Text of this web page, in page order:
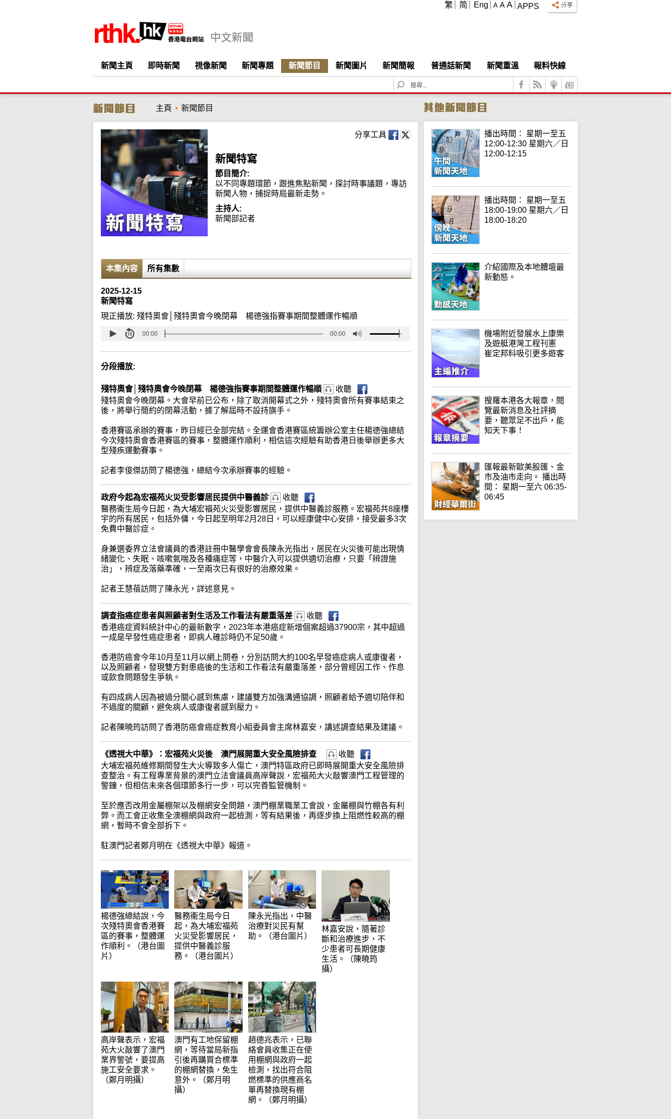
APPS
A A A
繁 简 Eng
新聞主頁 即時新聞 視像新聞 新聞專題 新聞節目 新聞圖片 新聞簡報 普通話新聞 新聞重溫
報料快線
S
e
c
h
主頁 新聞節目
分享工具
新聞特寫
節目簡介:
以不同專題環節，跟進焦點新聞，探討時事議題，專訪
新聞人物，捕捉時局最新走勢。
主持人:
新聞部記者
本集內容 所有集數
2025-12-15
新聞特寫
現正播放: 殘特奧會│殘特奧會今晚閉幕 楊德強指賽事期間整體運作暢順
00:00 00:00
分段播放:
殘特奧會│殘特奧會今晚閉幕 楊德強指賽事期間整體運作暢順
收聽
殘特奧會今晚閉幕。大會早前已公布，除了取消開幕式之外，殘特奧會所有賽事結束之
後，將舉行簡約的閉幕活動，據了解屆時不設持旗手。
香港賽區承辦的賽事，昨日經已全部完結。全運會香港賽區統籌辦公室主任楊德強總結
今次殘特奧會香港賽區的賽事，整體運作順利，相信這次經驗有助香港日後舉辦更多大
型殘疾運動賽事。
記者李俊傑訪問了楊德強，總結今次承辦賽事的經驗。
政府今起為宏福苑火災受影響居民提供中醫義診
收聽
醫務衞生局今日起，為大埔宏福苑火災受影響居民，提供中醫義診服務。宏福苑共8座樓
宇的所有居民，包括外傭，今日起至明年2月28日，可以經康健中心安排，接受最多3次
免費中醫診症。
身兼選委界立法會議員的香港註冊中醫學會會長陳永光指出，居民在火災後可能出現情
緒變化、失眠、咳嗽氣喘及各種痛症等，中醫介入可以提供適切治療，只要「辨證施
治」，辨症及落藥準確，一至兩次已有很好的治療效果。
記者王慧蓓訪問了陳永光，詳述意見。
調查指癌症患者與照顧者對生活及工作看法有嚴重落差
收聽
香港癌症資料統計中心的最新數字，2023年本港癌症新增個案超過37900宗，其中超過
一成是早發性癌症患者，即病人確診時仍不足50歲。
香港防癌會今年10月至11月以網上問卷，分別訪問大約100名早發癌症病人或康復者，
以及照顧者，發現雙方對患癌後的生活和工作看法有嚴重落差，部分曾經因工作、作息
或飲食問題發生爭執。
有四成病人因為被過分關心感到焦慮，建議雙方加強溝通協調，照顧者給予適切陪伴和
不過度的關顧，避免病人或康復者感到壓力。
記者陳曉筠訪問了香港防癌會癌症教育小組委員會主席林嘉安，講述調查結果及建議。
《透視大中華》：宏福苑火災後 澳門展開重大安全風險排查
收聽
大埔宏福苑維修期間發生大火導致多人傷亡，澳門特區政府已即時展開重大安全風險排
查整治。有工程專業背景的澳門立法會議員高岸聲說，宏福苑大火敲響澳門工程管理的
警鐘，但相信未來各個環節多行一步，可以完善監管機制。
至於應否改用金屬棚架以及棚網安全問題，澳門棚業職業工會說，金屬棚與竹棚各有利
弊。而工會正收集全澳棚網與政府一起檢測，等有結果後，再逐步換上阻燃性較高的棚
網，暫時不會全部拆下。
駐澳門記者鄭月明在《透視大中華》報道。
楊德強總結說，今
次殘特奧會香港賽
區的賽事，整體運
作順利。（港台圖
片）
醫務衞生局今日
起，為大埔宏福苑
火災受影響居民，
提供中醫義診服
務。（港台圖片）
陳永光指出，中醫
治療對災民有幫
助。（港台圖片）
林嘉安說，隨著診
斷和治療進步，不
少患者可長期健康
生活。（陳曉筠
攝）
高岸聲表示，宏福
苑大火敲響了澳門
業界警號，要提高
施工安全要求。
（鄭月明攝）
澳門有工地保留棚
網，等待當局新指
引後再購買合標準
的棚網替換，免生
意外。（鄭月明
攝）
趙德兆表示，已聯
絡會員收集正在使
用棚網與政府一起
檢測，找出符合阻
燃標準的供應商名
單再替換現有棚
網。（鄭月明攝）
播出時間： 星期一至五
12:00-12:30 星期六／日
12:00-12:15
播出時間： 星期一至五
18:00-19:00 星期六／日
18:00-18:20
介紹國際及本地體壇最
新動態。
機場附近發展水上康樂
及遊艇港灣工程刊憲
崔定邦料吸引更多遊客
搜羅本港各大報章，閱
覽最新消息及社評摘
要，聽眾足不出戶，能
知天下事！
匯報最新歐美股匯、金
市及油市走向。 播出時
間： 星期一至六 06:35-
06:45